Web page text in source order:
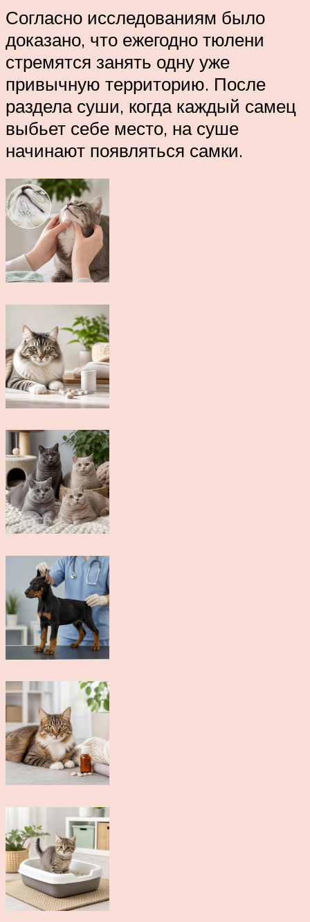
Согласно исследованиям было
доказано, что ежегодно тюлени
стремятся занять одну уже
привычную территорию. После
раздела суши, когда каждый самец
выбьет себе место, на суше
начинают появляться самки.